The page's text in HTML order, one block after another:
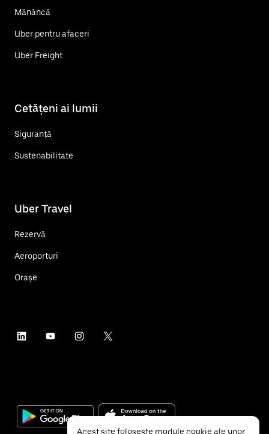
Mănâncă
Uber pentru afaceri
Uber Freight
Cetățeni ai lumii
Siguranță
Sustenabilitate
Uber Travel
Rezervă
Aeroporturi
Orașe
Acest site folosește module cookie ale unor